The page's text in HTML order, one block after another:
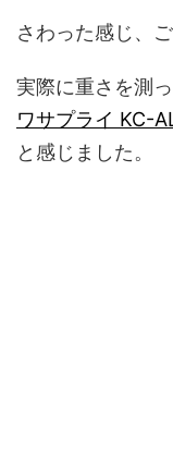
さわった感じ、
実際に重さを測
ワサプライ KC-
と感じました。